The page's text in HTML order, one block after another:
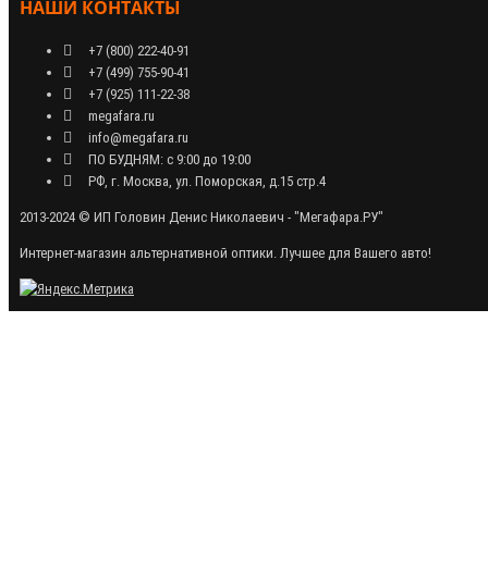
НАШИ КОНТАКТЫ
+7 (800) 222-40-91
+7 (499) 755-90-41
+7 (925) 111-22-38
megafara.ru
info@megafara.ru
ПО БУДНЯМ: с 9:00 до 19:00
РФ, г. Москва, ул. Поморская, д.15 стр.4
2013-2024 © ИП Головин Денис Николаевич - "Мегафара.РУ"
Интернет-магазин альтернативной оптики. Лучшее для Вашего авто!